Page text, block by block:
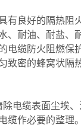
有良好的隔热阻
、耐油、耐盐、
电缆防火阻燃保
致密的蜂窝状隔
除电缆表面尘埃
缆作必要的整理。